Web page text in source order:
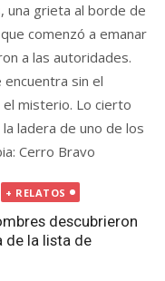
una grieta al borde de
comenzó a emanar
a las autoridades.
sin el
misterio. Lo cierto
ladera de uno de los
Cerro Bravo
+ RELATOS
descubrieron
de la lista de